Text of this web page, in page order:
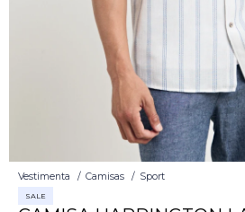
Vestimenta Camisas Sport
SALE